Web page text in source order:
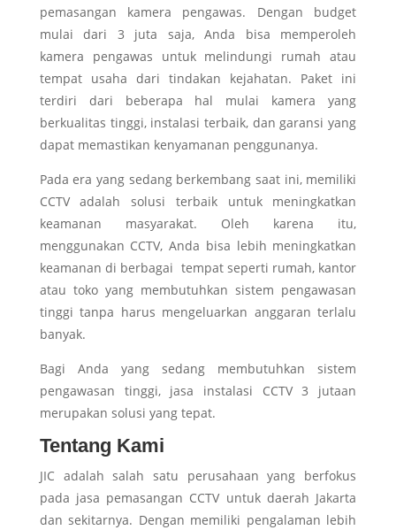
pemasangan kamera pengawas. Dengan budget
mulai dari 3 juta saja, Anda bisa memperoleh
kamera pengawas untuk melindungi rumah atau
tempat usaha dari tindakan kejahatan. Paket ini
terdiri dari beberapa hal mulai kamera yang
berkualitas tinggi, instalasi terbaik, dan garansi yang
dapat memastikan kenyamanan penggunanya.
Pada era yang sedang berkembang saat ini, memiliki
CCTV adalah solusi terbaik untuk meningkatkan
keamanan masyarakat. Oleh karena itu,
menggunakan CCTV, Anda bisa lebih meningkatkan
keamanan di berbagai tempat seperti rumah, kantor
atau toko yang membutuhkan sistem pengawasan
tinggi tanpa harus mengeluarkan anggaran terlalu
banyak.
Bagi Anda yang sedang membutuhkan sistem
pengawasan tinggi, jasa instalasi CCTV 3 jutaan
merupakan solusi yang tepat.
Tentang Kami
JIC adalah salah satu perusahaan yang berfokus
pada jasa pemasangan CCTV untuk daerah Jakarta
dan sekitarnya. Dengan memiliki pengalaman lebih